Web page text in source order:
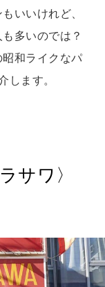
。』
本当の歩き方。」
しい一流店へ。」
。韓国」
いいけれど、
多いのでは？
和ライクなパ
します。
サワ〉